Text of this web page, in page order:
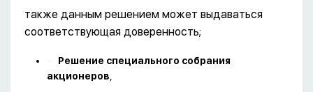
также данным решением может выдаваться
соответствующая доверенность;
Решение специального собрания
акционеров,